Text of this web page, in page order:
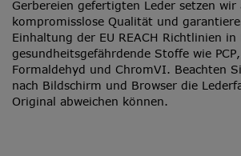
Gerbereien gefertigten Leder setzen wir
kompromisslose Qualität und
Einhaltung der EU REACH Richtlinien in
gesundheitsgefährdende Stoffe wie
Formaldehyd und ChromVI. Beachten
nach Bildschirm und Browser die
Original abweichen können.